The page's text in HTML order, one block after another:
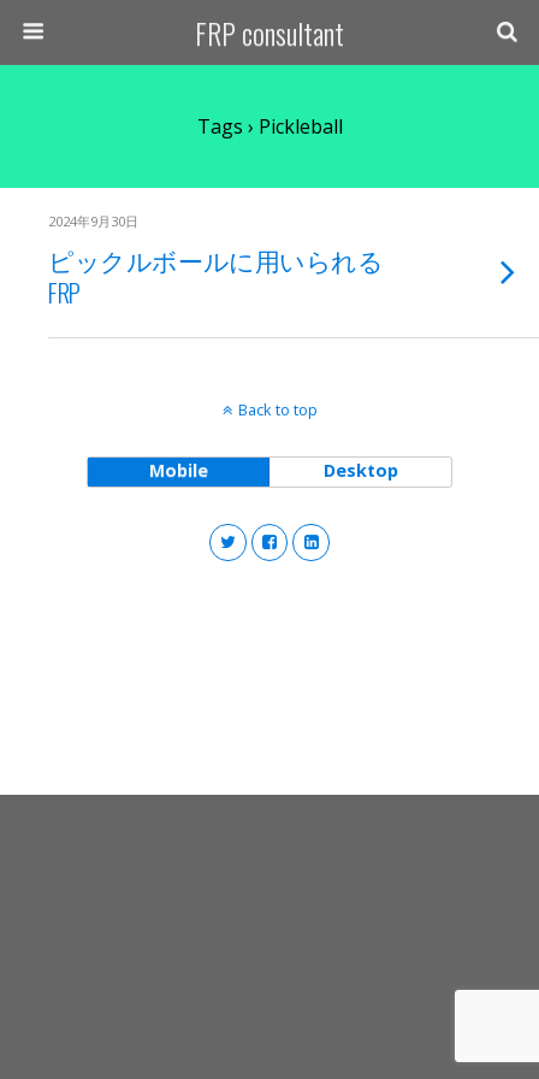
FRP consultant
Tags › Pickleball
2024年9月30日
ピックルボールに用いられる
FRP
Back to top
Mobile Desktop